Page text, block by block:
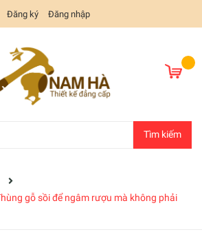
Đăng ký Đăng nhập
Tìm kiếm
gỗ sồi để ngâm rượu mà không phải